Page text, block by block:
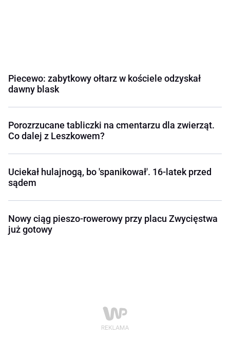
Piecewo: zabytkowy ołtarz w kościele odzyskał
dawny blask
Porozrzucane tabliczki na cmentarzu dla zwierząt.
Co dalej z Leszkowem?
Uciekał hulajnogą, bo 'spanikował'. 16-latek przed
sądem
Nowy ciąg pieszo-rowerowy przy placu Zwycięstwa
już gotowy